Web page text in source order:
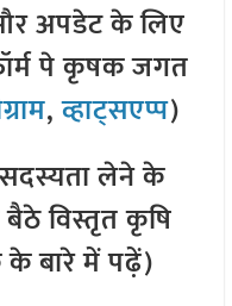
अपडेट के लिए
पे कृषक जगत
,व्हाट्सएप्प)
लेने के
विस्तृत कृषि
बारे में पढ़ें)